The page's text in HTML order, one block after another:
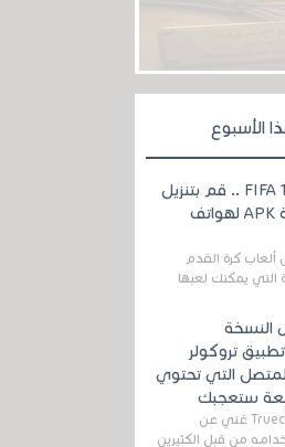
الأسبوع
FIFA 16 MOD 2026 .. قم بتنزيل
النسخة المحدثة APK لهواتف
كرة القدم
التي يمكنك لعبها
النسخة
تروكولر
التي تحتوي
ستعجبك
أصبح تطبيق Truecaller غني عن
من قبل الكثيرين